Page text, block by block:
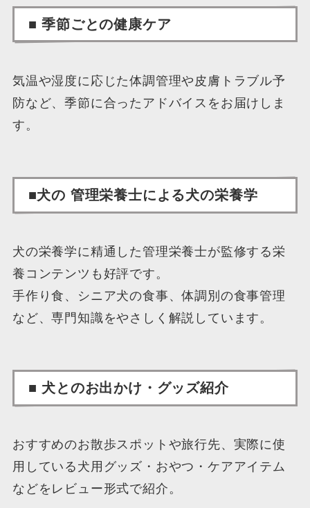
■ 季節ごとの健康ケア
気温や湿度に応じた体調管理や皮膚トラブル予
防など、季節に合ったアドバイスをお届けしま
す。
■犬の 管理栄養士による犬の栄養学
犬の栄養学に精通した管理栄養士が監修する栄
養コンテンツも好評です。
手作り食、シニア犬の食事、体調別の食事管理
など、専門知識をやさしく解説しています。
■ 犬とのお出かけ・グッズ紹介
おすすめのお散歩スポットや旅行先、実際に使
用している犬用グッズ・おやつ・ケアアイテム
などをレビュー形式で紹介。